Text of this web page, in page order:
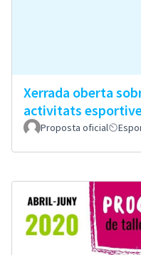
Xerrada oberta
activitats
Proposta oficial